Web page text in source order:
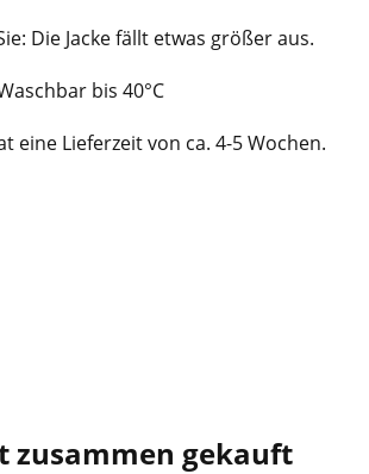
Die Jacke fällt etwas größer aus.
bis 40°C
eine Lieferzeit von ca. 4-5 Wochen.
zusammen gekauft